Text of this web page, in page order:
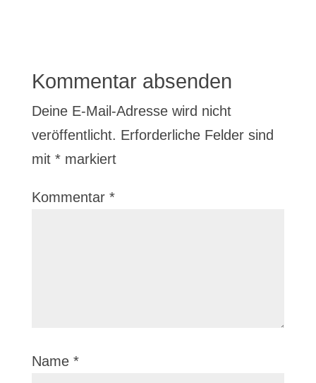
Kommentar absenden
Deine E-Mail-Adresse wird nicht
veröffentlicht. Erforderliche Felder sind
mit *markiert
Kommentar *
Name *